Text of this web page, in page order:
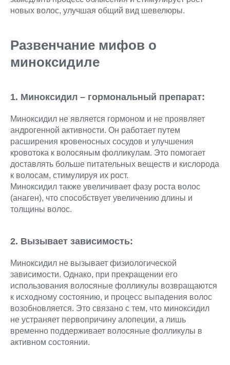
новых волос, улучшая общий вид шевелюры.
Развенчание мифов о
миноксидиле
1. Миноксидил – гормональный препарат:
Миноксидил не является гормоном и не проявляет
андрогенной активности. Он работает путем
расширения кровеносных сосудов и улучшения
кровотока к волосяным фолликулам. Это помогает
доставлять больше питательных веществ и кислорода
к волосам, стимулируя их рост.
Миноксидил также увеличивает фазу роста волос
(анаген), что способствует увеличению длины и
толщины волос.
2. Вызывает зависимость:
Миноксидил не вызывает физиологической
зависимости. Однако, при прекращении его
использования волосяные фолликулы возвращаются
к исходному состоянию, и процесс выпадения волос
возобновляется. Это связано с тем, что миноксидил
не устраняет первопричину алопеции, а лишь
временно поддерживает волосяные фолликулы в
активном состоянии.